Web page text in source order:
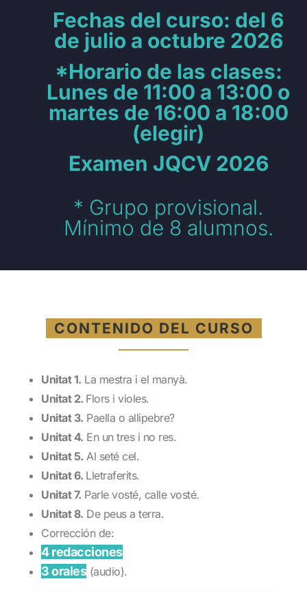
Fechas del curso: del 6
de julio a octubre 2026
*Horario de las clases:
Lunes de 11:00 a 13:00 o
martes de 16:00 a 18:00
(elegir)
Examen JQCV 2026
* Grupo provisional.
Mínimo de 8 alumnos.
CONTENIDO DEL CURSO
Unitat 1. La mestra i el manyà.
Unitat 2. Flors i violes.
Unitat 3. Paella o allipebre?
Unitat 4. En un tres i no res.
Unitat 5. Al seté cel.
Unitat 6. Lletraferits.
Unitat 7. Parle vosté, calle vosté.
Unitat 8. De peus a terra.
Corrección de:
4 redacciones
3 orales (audio).